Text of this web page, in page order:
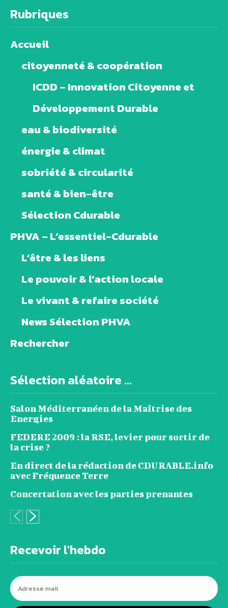
Rubriques
Accueil
citoyenneté & coopération
ICDD – Innovation Citoyenne et
Développement Durable
eau & biodiversité
énergie & climat
sobriété & circularité
santé & bien-être
Sélection Cdurable
PHVA – L’essentiel-Cdurable
L’être & les liens
Le pouvoir & l’action locale
Le vivant & refaire société
News Sélection PHVA
Rechercher
Sélection aléatoire ...
Salon Méditerranéen de la Maîtrise des
Energies
FEDERE 2009 : la RSE, levier pour sortir de
la crise ?
En direct de la rédaction de CDURABLE.info
avec Fréquence Terre
Concertation avec les parties prenantes
Recevoir l'hebdo